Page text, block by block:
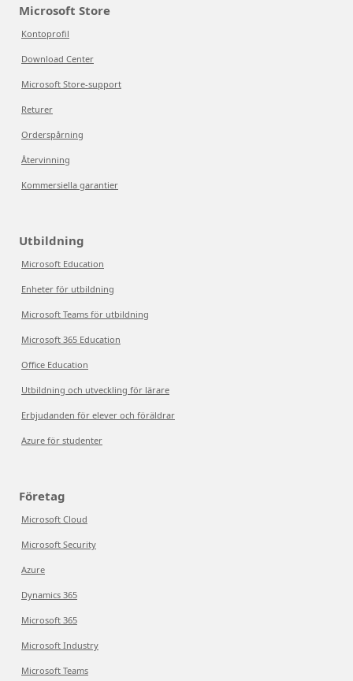
Microsoft Store
Kontoprofil
Download Center
Microsoft Store-support
Returer
Orderspårning
Återvinning
Kommersiella garantier
Utbildning
Microsoft Education
Enheter för utbildning
Microsoft Teams för utbildning
Microsoft 365 Education
Office Education
Utbildning och utveckling för lärare
Erbjudanden för elever och föräldrar
Azure för studenter
Företag
Microsoft Cloud
Microsoft Security
Azure
Dynamics 365
Microsoft 365
Microsoft Industry
Microsoft Teams